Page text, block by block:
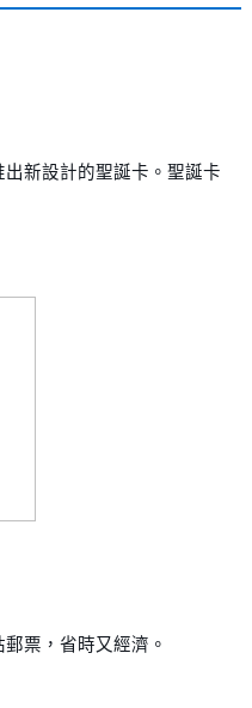
新設計的聖誕卡。聖誕卡
票，省時又經濟。